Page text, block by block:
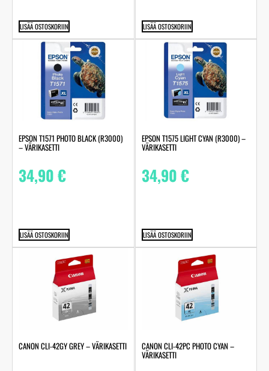
LISÄÄ OSTOSKORIIN LISÄÄ OSTOSKORIIN
EPSON T1571 PHOTO BLACK (R3000)
– VÄRIKASETTI
34,90€
LISÄÄ OSTOSKORIIN
EPSON T1575 LIGHT CYAN (R3000) –
VÄRIKASETTI
34,90€
LISÄÄ OSTOSKORIIN
CANON CLI-42GY GREY – VÄRIKASETTI CANON CLI-42PC PHOTO CYAN –
VÄRIKASETTI